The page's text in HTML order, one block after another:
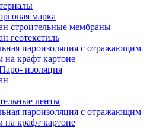
марка
строительные мембраны
геотекстиль
пароизоляция с отражающим
на крафт картоне
изоляция
ленты
пароизоляция с отражающим
на крафт картоне